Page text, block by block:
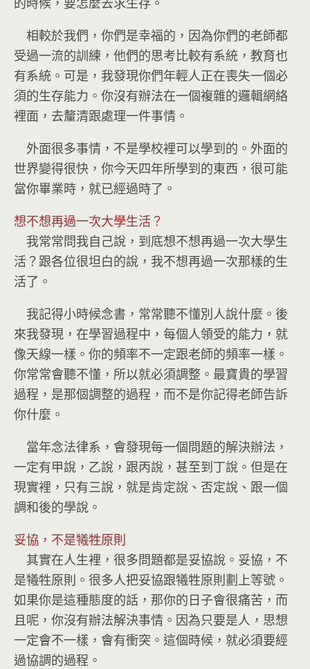
相較於我們，你們是幸福的，因為你們的老師都
受過一流的訓練，他們的思考比較有系統，教育也
有系統。可是，我發現你們年輕人正在喪失一個必
須的生存能力。你沒有辦法在一個複雜的邏輯網絡
裡面，去釐清跟處理一件事情。
外面很多事情，不是學校裡可以學到的。外面的
世界變得很快，你今天四年所學到的東西，很可能
當你畢業時，就已經過時了。
想不想再過一次大學生活？
我常常問我自己說，到底想不想再過一次大學生
活？跟各位很坦白的說，我不想再過一次那樣的生
活了。
我記得小時候念書，常常聽不懂別人說什麼。後
來我發現，在學習過程中，每個人領受的能力，就
像天線一樣。你的頻率不一定跟老師的頻率一樣。
你常常會聽不懂，所以就必須調整。最寶貴的學習
過程，是那個調整的過程，而不是你記得老師告訴
你什麼。
當年念法律系，會發現每一個問題的解決辦法，
一定有甲說，乙說，跟丙說，甚至到丁說。但是在
現實裡，只有三說，就是肯定說、否定說、跟一個
調和後的學說。
妥協，不是犧牲原則
其實在人生裡，很多問題都是妥協說。妥協，不
是犧牲原則。很多人把妥協跟犧牲原則劃上等號。
如果你是這種態度的話，那你的日子會很痛苦，而
且呢，你沒有辦法解決事情。因為只要是人，思想
一定會不一樣，會有衝突。這個時候，就必須要經
過協調的過程。